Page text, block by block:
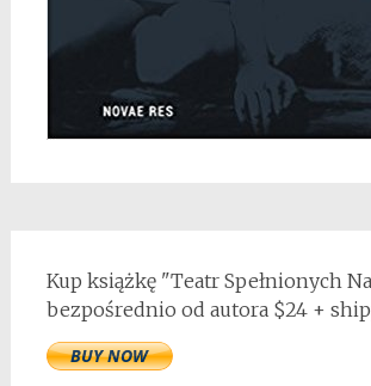
Kup książkę "Teatr Spełnionych
bezpośrednio od autora $24 +